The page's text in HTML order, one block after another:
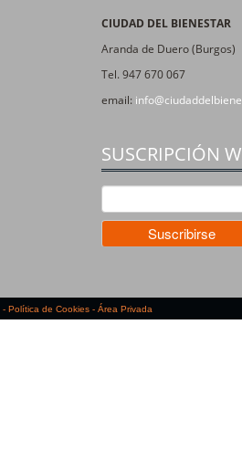
CIUDAD DEL BIENESTAR
Aranda de Duero (Burgos)
Tel. 947 670 067
email:
SUSCRIPCIÓN
- Política de Cookies - Área Privada